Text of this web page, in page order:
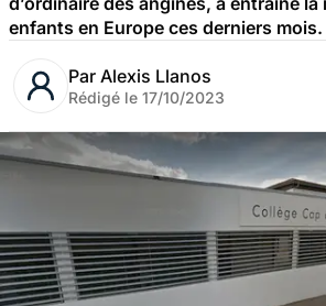
enfants en Europe ces derniers mois.
Par Alexis Llanos
Rédigé le 17/10/2023